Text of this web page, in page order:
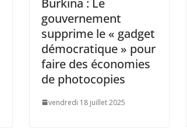
gouvernement
supprime le « gadget
démocratique » pour
faire des économies
de photocopies
vendredi 18 juillet 2025